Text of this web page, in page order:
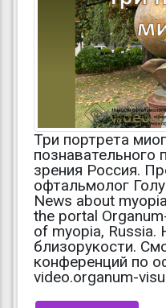
Три портрета
познавательного
зрения Россия.
офтальмолог
News about
the portal
of myopia, Russia.
близорукости.
конференций по
video.organum-